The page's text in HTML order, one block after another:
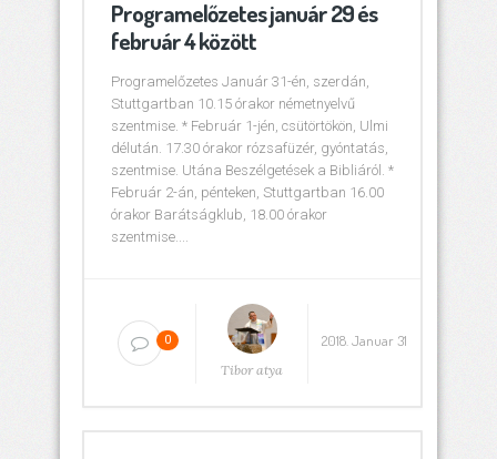
Programelőzetes január 29 és
február 4 között
Programelőzetes Január 31-én, szerdán,
Stuttgartban 10.15 órakor németnyelvű
szentmise. * Február 1-jén, csütörtökön, Ulmi
délután. 17.30 órakor rózsafüzér, gyóntatás,
szentmise. Utána Beszélgetések a Bibliáról. *
Február 2-án, pénteken, Stuttgartban 16.00
órakor Barátságklub, 18.00 órakor
szentmise....
0
Tibor atya
2018. Januar 31